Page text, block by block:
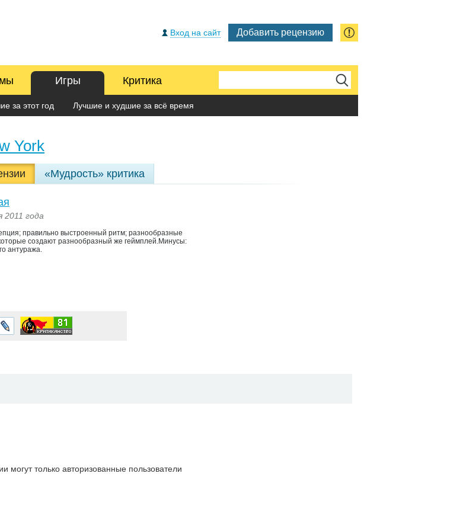
Вход на сайт Добавить рецензию
Игры
за этот год Лучшие и худшие за всё время
Критика
York
«Мудрость» критика
2011 года
правильно выстроенный ритм; разнообразные
создают разнообразный же геймплей.Минусы:
антуража.
могут только авторизованные пользователи